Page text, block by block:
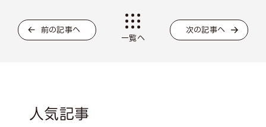
前の記事へ
一覧へ
次の記事へ
人気記事